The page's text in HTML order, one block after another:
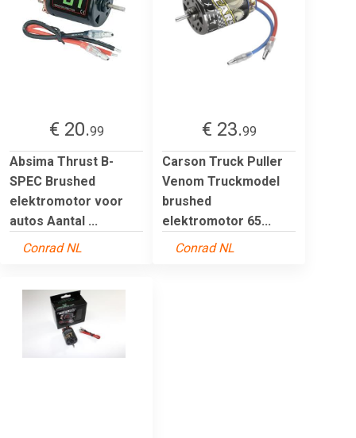
€ 20.99
Absima Thrust B-
SPEC Brushed
elektromotor voor
autos Aantal ...
Conrad NL
€ 23.99
Carson Truck Puller
Venom Truckmodel
brushed
elektromotor 65...
Conrad NL